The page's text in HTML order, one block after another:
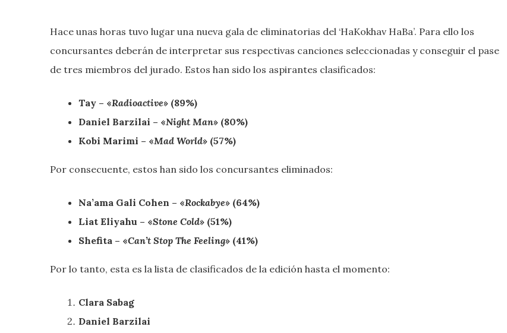
Hace unas horas tuvo lugar una nueva gala de eliminatorias del ‘HaKokhav HaBa’. Para ello los
concursantes deberán de interpretar sus respectivas canciones seleccionadas y conseguir el pase
de tres miembros del jurado. Estos han sido los aspirantes clasificados:
Tay – «Radioactive» (89%)
Daniel Barzilai – «Night Man» (80%)
Kobi Marimi – «Mad World» (57%)
Por consecuente, estos han sido los concursantes eliminados:
Na’ama Gali Cohen – «Rockabye» (64%)
Liat Eliyahu – «Stone Cold» (51%)
Shefita – «Can’t Stop The Feeling» (41%)
Por lo tanto, esta es la lista de clasificados de la edición hasta el momento:
Clara Sabag
Daniel Barzilai